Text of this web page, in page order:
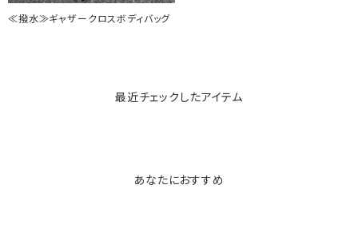
≪撥水≫ギャザークロスボディバッグ
最近チェックしたアイテム
あなたにおすすめ